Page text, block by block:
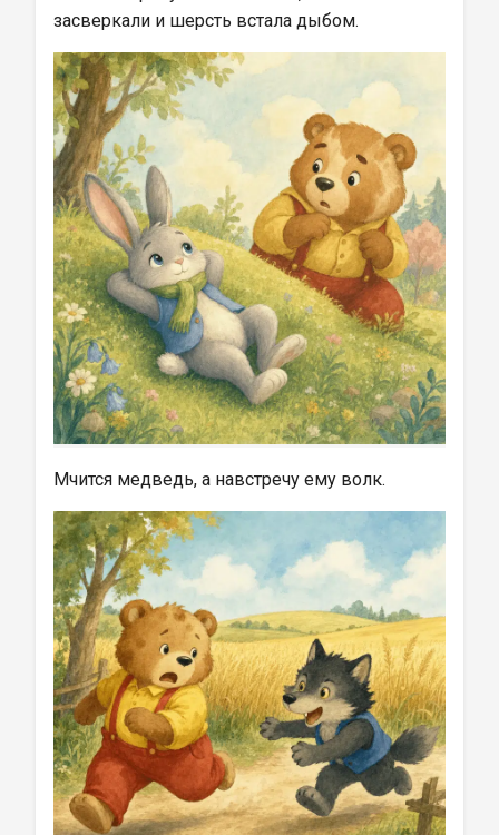
засверкали и шерсть встала дыбом.
Мчится медведь, а навстречу ему волк.